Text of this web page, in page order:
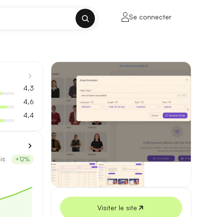
✕
sur la longueur de contexte, la
sans découpage manuel.
milliers de mots.
Se connecter
4,3
4,6
4,4
+12%
Visiter le site